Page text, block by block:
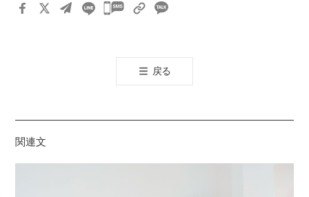
카
톡
공
기
戻る
関連文